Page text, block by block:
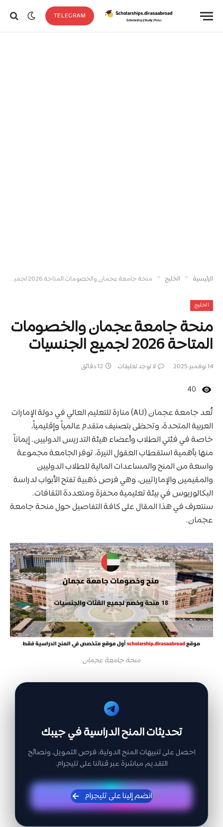
TELEGRAM
الرئيسية » الخليج » منحة جامعة عجمان والخصومات المتاحة 2026 لجميع الجنسيات
الخليج
منحة جامعة عجمان والخصومات
المتاحة 2026 لجميع الجنسيات
14 نوفمبر، 2025 لا توجد تعليقات 12 دقائق
40
تُعد جامعة عجمان (AU) منارة للتعليم العالي في دولة الإمارات
العربية المتحدة، وتحظى بتصنيف متقدم عالمياً وإقليمياً،
خاصة في فئتي الطلاب وأعضاء هيئة التدريس الدوليين. إيماناً
منها بأهمية استقطاب العقول النيرة، توفر الجامعة مجموعة
واسعة من المنح والمساعدات المالية للطلاب الدوليين
والمقيمين والإماراتيين، وهي فرص ذهبية تفتح الأبواب لدراسة
البكالوريوس في بيئة تعليمية محفزة ومتعددة الثقافات.
سنتعرف في هذا المقال على كافة التفاصيل حول منحة جامعة
عجمان.
منحة جامعة عجمان
تحديثات المنح الدراسية في جيبك
احصل على تنبيهات المنح الدولية، فرص التمويل، ونصائح
التقديم مباشرة عبر قناتنا على تليجرام.
انضم إلينا على تليجرام